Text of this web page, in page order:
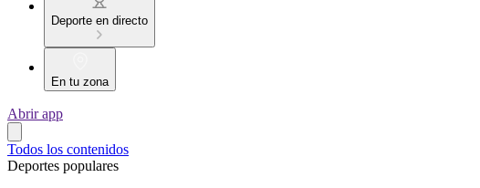
Deporte en directo
En tu zona
Abrir app
Todos los contenidos
Deportes populares